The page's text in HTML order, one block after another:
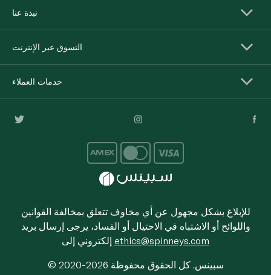
نبذة عنا
التسوق عبر الإنترنت
خدمات العملاء
للإبلاغ بشكل مجهول عن أي مخاوف تتعلق بمخالفة القوانين
واللوائح أو الاشتباه في الاحتيال أو الفساد، يرجى إرسال بريد
ethics@spinneys.com
© 2020-2026 سبينس. كل الحقوق محفوظة